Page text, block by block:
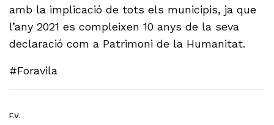
amb la implicació de tots els municipis, ja que
l’any 2021 es compleixen 10 anys de la seva
declaració com a Patrimoni de la Humanitat.
#Foravila
F.V.